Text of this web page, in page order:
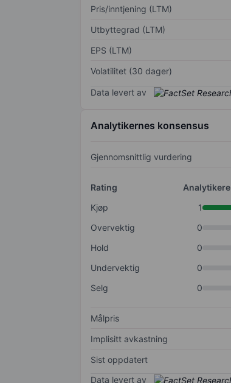
Pris/inntjening (LTM)
Utbyttegrad (LTM)
EPS (LTM)
Volatilitet (30 dager)
Data levert av
Analytikernes konsensus
Gjennomsnittlig vurdering
Rating
Analytikere
Kjøp
1
Overvektig
0
Hold
0
Undervektig
0
Selg
0
Målpris
Implisitt avkastning
Sist oppdatert
Data levert av